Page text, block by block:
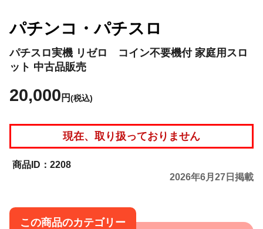
パチンコ・パチスロ
パチスロ実機 リゼロ コイン不要機付 家庭用スロ
ット 中古品販売
20,000 円(税込)
現在、取り扱っておりません
2208
2026年6月27日掲載
この商品のカテゴリー